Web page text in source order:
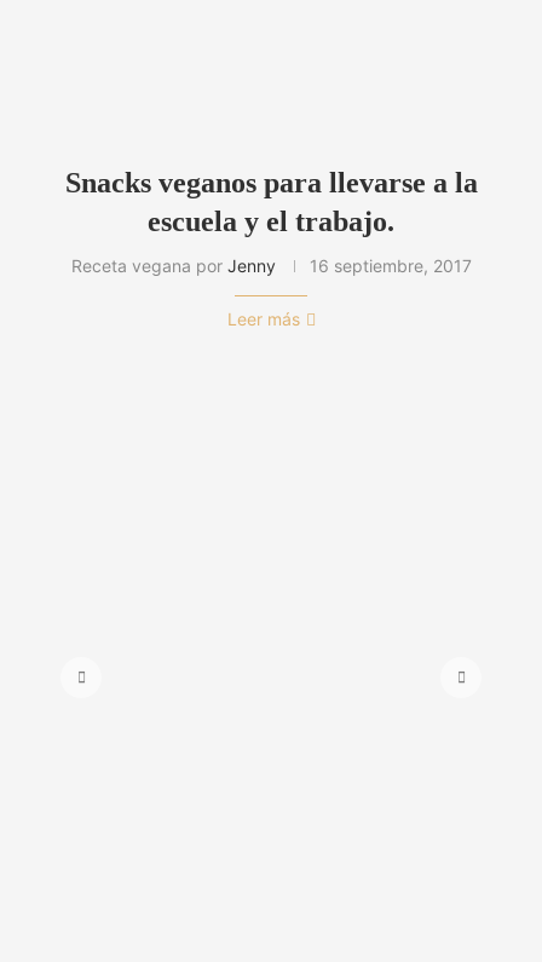
Snacks veganos para llevarse a la
escuela y el trabajo.
Receta vegana por Jenny 16 septiembre, 2017
Leer más